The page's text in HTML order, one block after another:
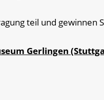
teil und gewinnen
Gerlingen